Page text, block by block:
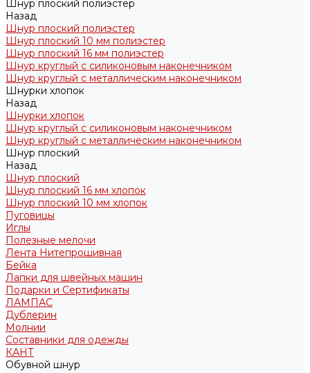
Шнур плоский полиэстер
Назад
Шнур плоский полиэстер
Шнур плоский 10 мм полиэстер
Шнур плоский 16 мм полиэстер
Шнур круглый с силиконовым наконечником
Шнур круглый с металлическим наконечником
Шнурки хлопок
Назад
Шнурки хлопок
Шнур круглый с силиконовым наконечником
Шнур круглый с металлическим наконечником
Шнур плоский
Назад
Шнур плоский
Шнур плоский 16 мм хлопок
Шнур плоский 10 мм хлопок
Пуговицы
Иглы
Полезные мелочи
Лента Нитепрошивная
Бейка
Лапки для швейных машин
Подарки и Сертификаты
ЛАМПАС
Дублерин
Молнии
Составники для одежды
КАНТ
Обувной шнур